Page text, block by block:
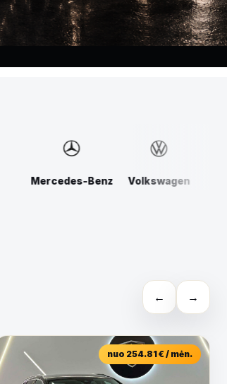
Volkswagen Lexus
← →
nuo 254.81 € / mėn.